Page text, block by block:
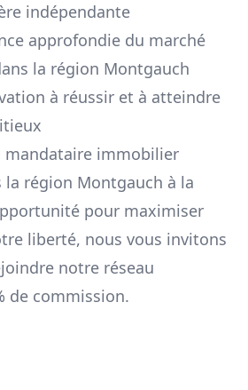
indépendante
approfondie du marché
la région Montgauch
à réussir et à atteindre
mandataire immobilier
la région Montgauch à la
pour maximiser
liberté, nous vous invitons
notre réseau
de commission.